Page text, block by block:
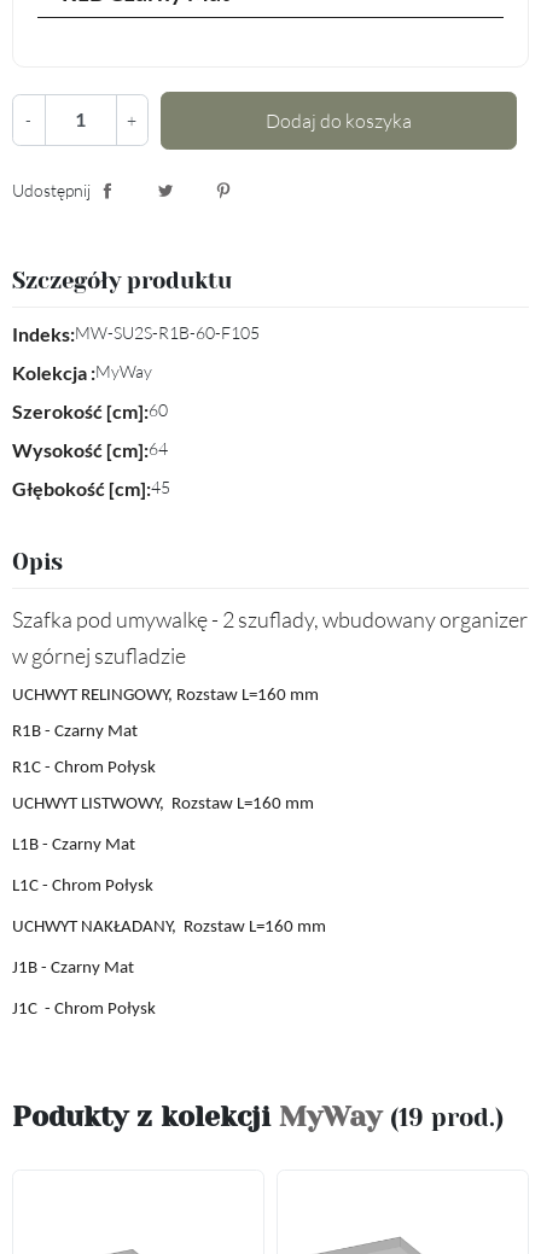
- + Dodaj do koszyka
Udostępnij
Szczegóły produktu
Indeks:MW-SU2S-R1B-60-F105
Kolekcja :MyWay
Szerokość [cm]:60
Wysokość [cm]:64
Głębokość [cm]:45
Opis
Szafka pod umywalkę - 2 szuflady, wbudowany organizer
w górnej szufladzie
UCHWYT RELINGOWY, Rozstaw L=160 mm
R1B - Czarny Mat
R1C - Chrom Połysk
UCHWYT LISTWOWY, Rozstaw L=160 mm
L1B - Czarny Mat
L1C - Chrom Połysk
UCHWYT NAKŁADANY, Rozstaw L=160 mm
J1B - Czarny Mat
J1C - Chrom Połysk
Podukty z kolekcji MyWay (19 prod.)